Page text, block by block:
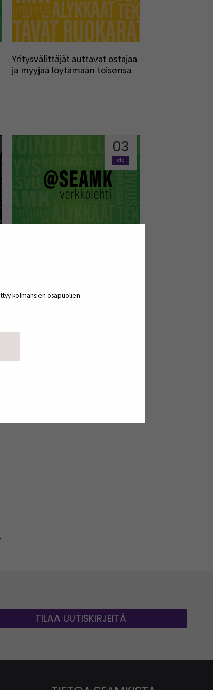
kolmansien osapuolien
Yritysvälittäjät auttavat ostajaa
ja myyjää löytämään toisensa
03
elo
prosesseista
TILAA UUTISKIRJEITÄ